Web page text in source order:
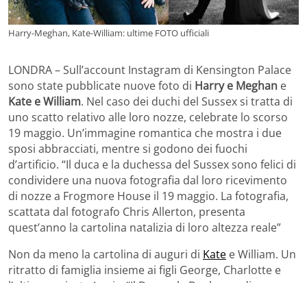
Harry-Meghan, Kate-William: ultime FOTO ufficiali
LONDRA – Sull’account Instagram di Kensington Palace
sono state pubblicate nuove foto di Harry e Meghan e
Kate e William. Nel caso dei duchi del Sussex si tratta di
uno scatto relativo alle loro nozze, celebrate lo scorso
19 maggio. Un’immagine romantica che mostra i due
sposi abbracciati, mentre si godono dei fuochi
d’artificio. “Il duca e la duchessa del Sussex sono felici di
condividere una nuova fotografia dal loro ricevimento
di nozze a Frogmore House il 19 maggio. La fotografia,
scattata dal fotografo Chris Allerton, presenta
quest’anno la cartolina natalizia di loro altezza reale”
Non da meno la cartolina di auguri di Kate e William. Un
ritratto di famiglia insieme ai figli George, Charlotte e